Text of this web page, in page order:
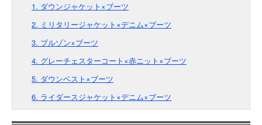
1. ダウンジャケット×ブーツ
2. ミリタリージャケット×デニム×ブーツ
3. ブルゾン×ブーツ
4. グレーチェスターコート×赤ニット×ブーツ
5. ダウンベスト×ブーツ
6. ライダースジャケット×デニム×ブーツ